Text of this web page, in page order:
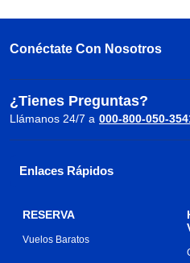
Conéctate Con Nosotros
¿Tienes Preguntas?
Llámanos 24/7 a 000-800-050-
Enlaces Rápidos
RESERVA
Vuelos Baratos